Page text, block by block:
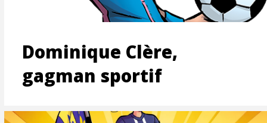
Dominique Clère,
gagman sportif